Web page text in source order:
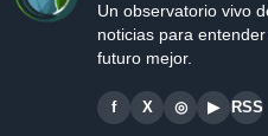
Un observatorio vivo
noticias para
futuro mejor.
f X ◎ ▶ RSS